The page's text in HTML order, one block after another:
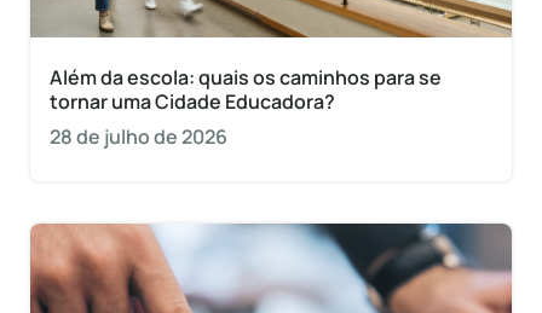
Além da escola: quais os caminhos para se
tornar uma Cidade Educadora?
28 de julho de 2026